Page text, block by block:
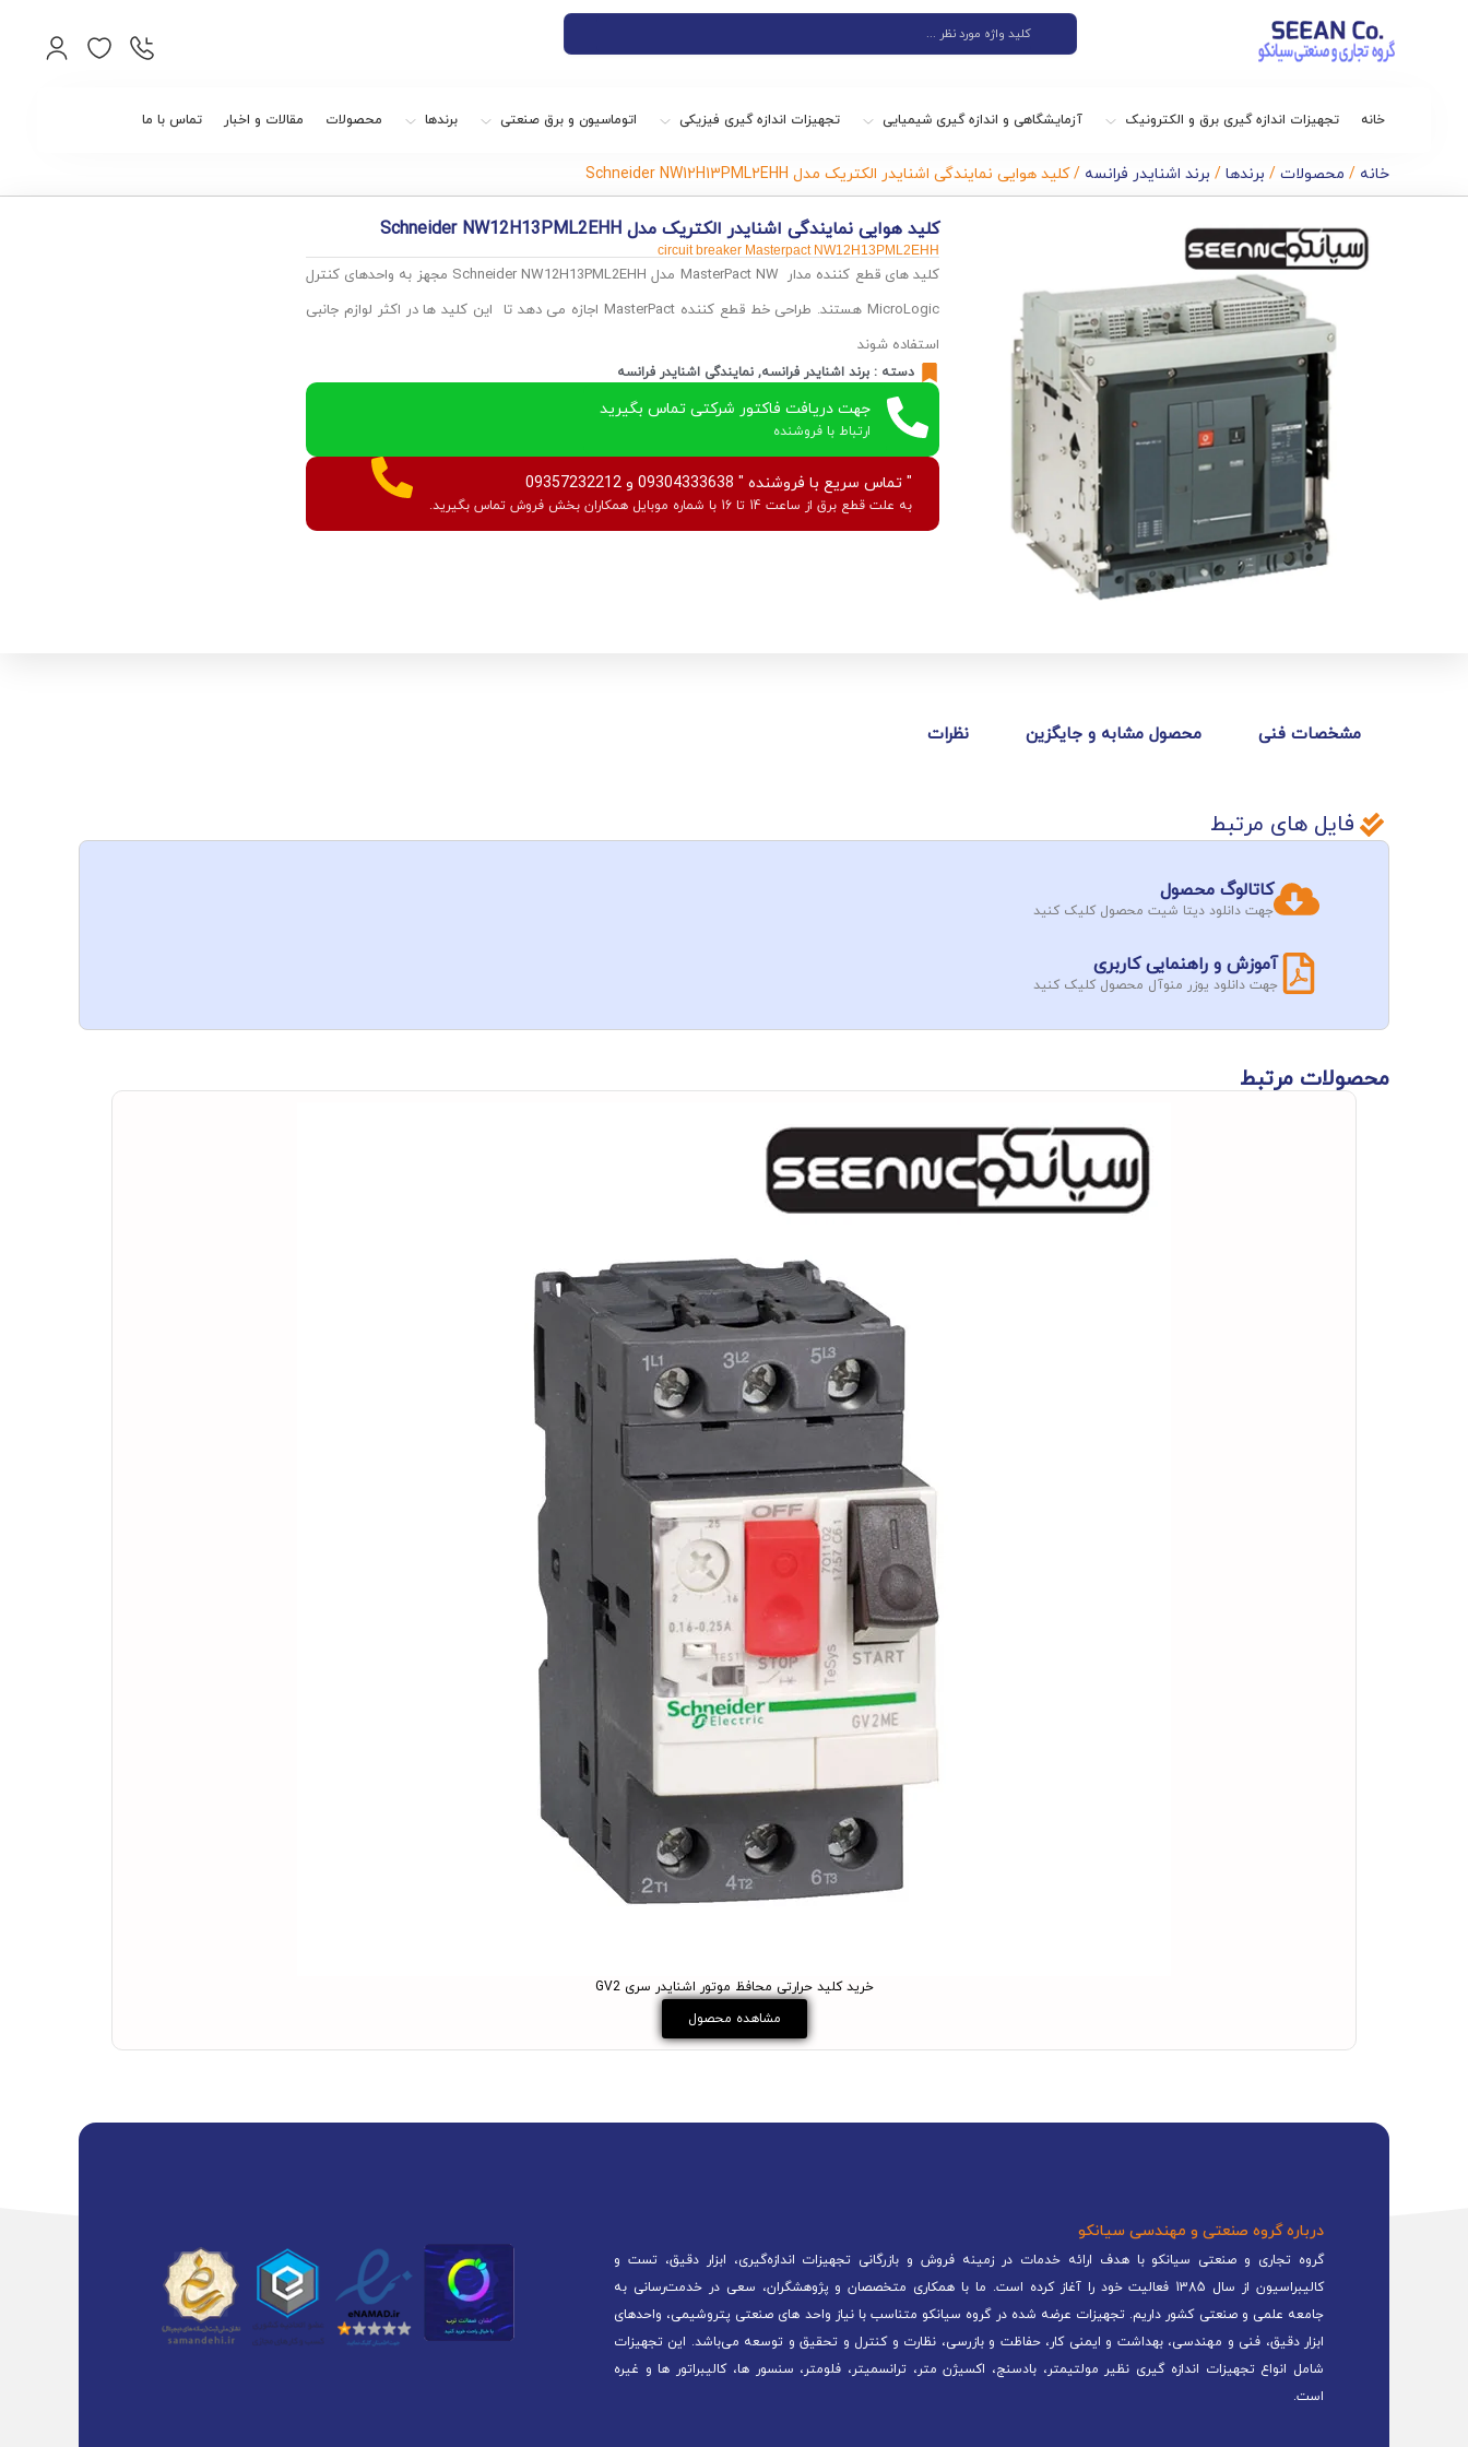
خانه تجهیزات اندازه گیری برق و الکترونیک آزمایشگاهی و اندازه گیری شیمیایی تجهیزات اندازه گیری فیزیکی اتوماسیون و برق صنعتی برندها محصولات مقالات و اخبار تماس با ما
خانه / محصولات / برندها / برند اشنایدر فرانسه / کلید هوایی نمایندگی اشنایدر الکتریک مدل Schneider NW12H13PML2EHH
کلید هوایی نمایندگی اشنایدر الکتریک مدل Schneider NW12H13PML2EHH
circuit breaker Masterpact NW12H13PML2EHH
کلید های قطع کننده مدار MasterPact NW مدل Schneider NW12H13PML2EHH مجهز به واحدهای کنترل
MicroLogic هستند. طراحی خط قطع کننده MasterPact اجازه می دهد تا این کلید ها در اکثر لوازم جانبی
استفاده شوند
دسته : برند اشنایدر فرانسه, نمایندگی اشنایدر فرانسه
جهت دریافت فاکتور شرکتی تماس بگیرید
ارتباط با فروشنده
" تماس سریع با فروشنده " 09304333638 و 09357232212
به علت قطع برق از ساعت 14 تا 16 با شماره موبایل همکاران بخش فروش تماس بگیرید.
مشخصات فنی محصول مشابه و جایگزین نظرات
فایل های مرتبط
کاتالوگ محصول
جهت دانلود دیتا شیت محصول کلیک کنید
آموزش و راهنمایی کاربری
جهت دانلود یوزر منوآل محصول کلیک کنید
محصولات مرتبط
خرید کلید حرارتی محافظ موتور اشنایدر سری GV2
مشاهده محصول
درباره گروه صنعتی و مهندسی سیانکو
گروه تجاری و صنعتی سیانکو با هدف ارائه خدمات در زمینه فروش و بازرگانی تجهیزات اندازه‌گیری، ابزار دقیق، تست و
کالیبراسیون از سال 1385 فعالیت خود را آغاز کرده است. ما با همکاری متخصصان و پژوهشگران، سعی در خدمت‌رسانی به
جامعه علمی و صنعتی کشور داریم. تجهیزات عرضه شده در گروه سیانکو متناسب با نیاز واحد های صنعتی پتروشیمی، واحدهای
ابزار دقیق، فنی و مهندسی، بهداشت و ایمنی کار، حفاظت و بازرسی، نظارت و کنترل و تحقیق و توسعه می‌باشد. این تجهیزات
شامل انواع تجهیزات اندازه گیری نظیر مولتیمتر، بادسنج، اکسیژن متر، ترانسمیتر، فلومتر، سنسور ها، کالیبراتور ها و غیره
است.